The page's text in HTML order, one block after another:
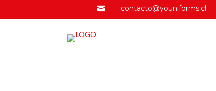
 contacto@youniforms.cl